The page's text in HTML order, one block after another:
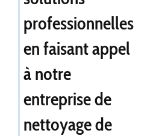
professionnelles
en faisant appel
à notre
entreprise de
nettoyage de